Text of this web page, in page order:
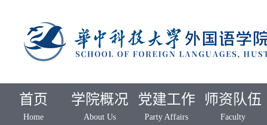
首页
Home
学院概况
About Us
党建工作
Party Affairs
师资队伍
Faculty